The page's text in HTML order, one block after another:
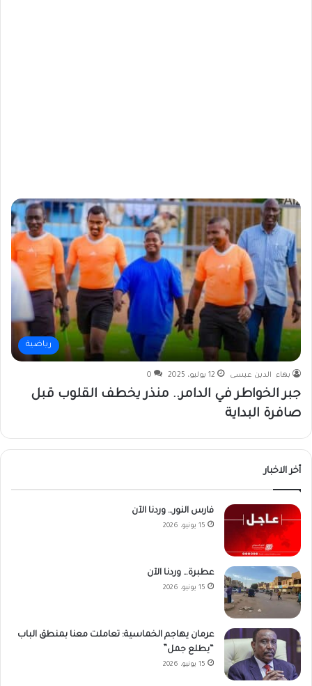
رياضية
بهاء الدين عيسى 12 يوليو، 2025 0
جبر الخواطر في الدامر.. منذر يخطف القلوب قبل
صافرة البداية
أخر الاخبار
فارس النور… وردنا الآن
15 يونيو، 2026
عطبرة… وردنا الآن
15 يونيو، 2026
عرمان يهاجم الخماسية: تعاملت معنا بمنطق الباب
“يطلع جمل”
15 يونيو، 2026